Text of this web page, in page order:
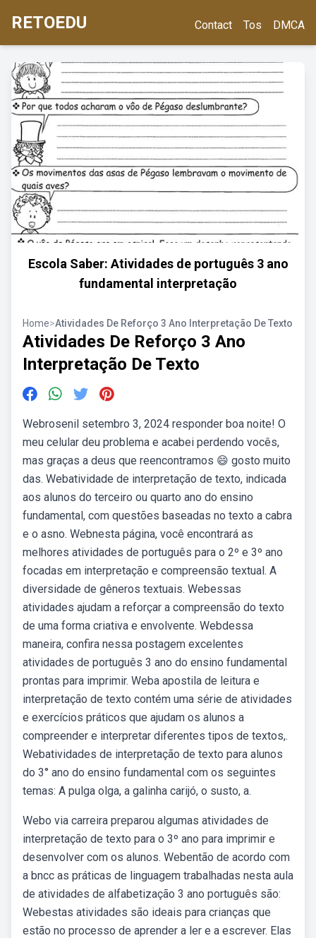
RETOEDU Contact Tos DMCA
Escola Saber: Atividades de português 3 ano
fundamental interpretação
Home>Atividades De Reforço 3 Ano Interpretação De Texto
Atividades De Reforço 3 Ano
Interpretação De Texto
Webrosenil setembro 3, 2024 responder boa noite! O
meu celular deu problema e acabei perdendo vocês,
mas graças a deus que reencontramos 😄 gosto muito
das. Webatividade de interpretação de texto, indicada
aos alunos do terceiro ou quarto ano do ensino
fundamental, com questões baseadas no texto a cabra
e o asno. Webnesta página, você encontrará as
melhores atividades de português para o 2º e 3º ano
focadas em interpretação e compreensão textual. A
diversidade de gêneros textuais. Webessas
atividades ajudam a reforçar a compreensão do texto
de uma forma criativa e envolvente. Webdessa
maneira, confira nessa postagem excelentes
atividades de português 3 ano do ensino fundamental
prontas para imprimir. Weba apostila de leitura e
interpretação de texto contém uma série de atividades
e exercícios práticos que ajudam os alunos a
compreender e interpretar diferentes tipos de textos,.
Webatividades de interpretação de texto para alunos
do 3° ano do ensino fundamental com os seguintes
temas: A pulga olga, a galinha carijó, o susto, a.
Webo via carreira preparou algumas atividades de
interpretação de texto para o 3º ano para imprimir e
desenvolver com os alunos. Webentão de acordo com
a bncc as práticas de linguagem trabalhadas nesta aula
de atividades de alfabetização 3 ano português são:
Webestas atividades são ideais para crianças que
estão no processo de aprender a ler e a escrever. Elas